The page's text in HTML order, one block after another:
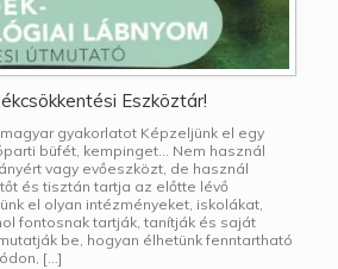
Eszköztár!
gyakorlatot Képzeljünk el egy
büfét, kempinget… Nem használ
vagy evőeszközt, de használ
és tisztán tartja az előtte lévő
el olyan intézményeket, iskolákat,
fontosnak tartják, tanítják és saját
be, hogyan élhetünk fenntartható
[…]